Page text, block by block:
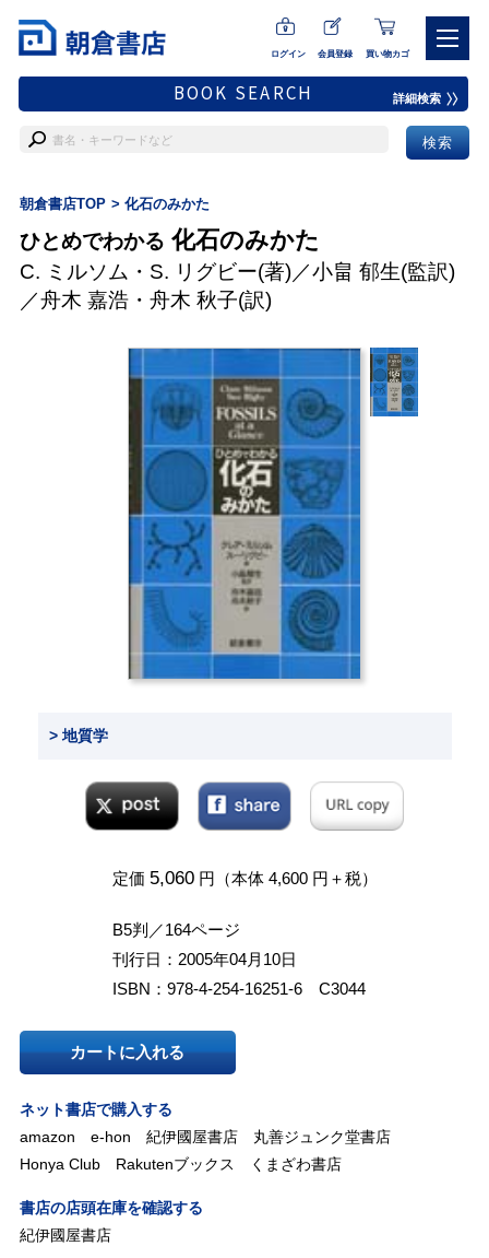
ログイン 会員登録 買い物カゴ
BOOK SEARCH 詳細検索
朝倉書店TOP 化石のみかた
ひとめでわかる 化石のみかた
C. ミルソム ・ S. リグビー(著)／小畠 郁生(監訳)
／舟木 嘉浩・ 舟木 秋子(訳)
> 地質学
定価 5,060円（本体 4,600 円＋税）
B5判／164ページ
刊行日：2005年04月10日
ISBN：978-4-254-16251-6 C3044
カートに入れる
ネット書店で購入する
amazon
e-hon 紀伊國屋書店
丸善ジュンク堂書店
Honya Club
Rakutenブックス くまざわ書店
書店の店頭在庫を確認する
紀伊國屋書店